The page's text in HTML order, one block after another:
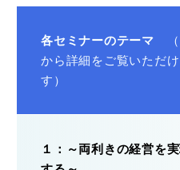
各セミナーのテーマ
から詳細をご覧いただけ
す）
１：～両利きの経営を